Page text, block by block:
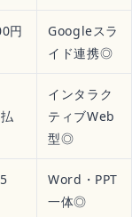
円
Googleスラ
イド連携◎
インタラク
ティブWeb
型◎
Word・PPT
一体◎